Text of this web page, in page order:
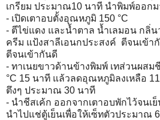
เกรียม ประมาณ10 นาที นำพิมพ์ออกม
- เปิดเตาอบตั้งอุณหภูมิ 150 °C
- ตีไข่แดง และน้ำตาล น้ำเลมอน กลิ่
ครีม แป้งสาลีเอนกประสงค์ ตีจนเข้า
ตีจนเข้ากันดี
- ทาเนยขาวด้านข้างพิมพ์ เทส่วนผส
°C 15 นาที แล้วลดอุณหภูมิลงเหลือ
ตึงๆ ประมาณ 30 นาที
- นำชีสเค้ก ออกจากเตาอบพักไว้จนเ
นำไปแช่ตู้เย็นเพื่อให้เซ็ทตัวประมาณ